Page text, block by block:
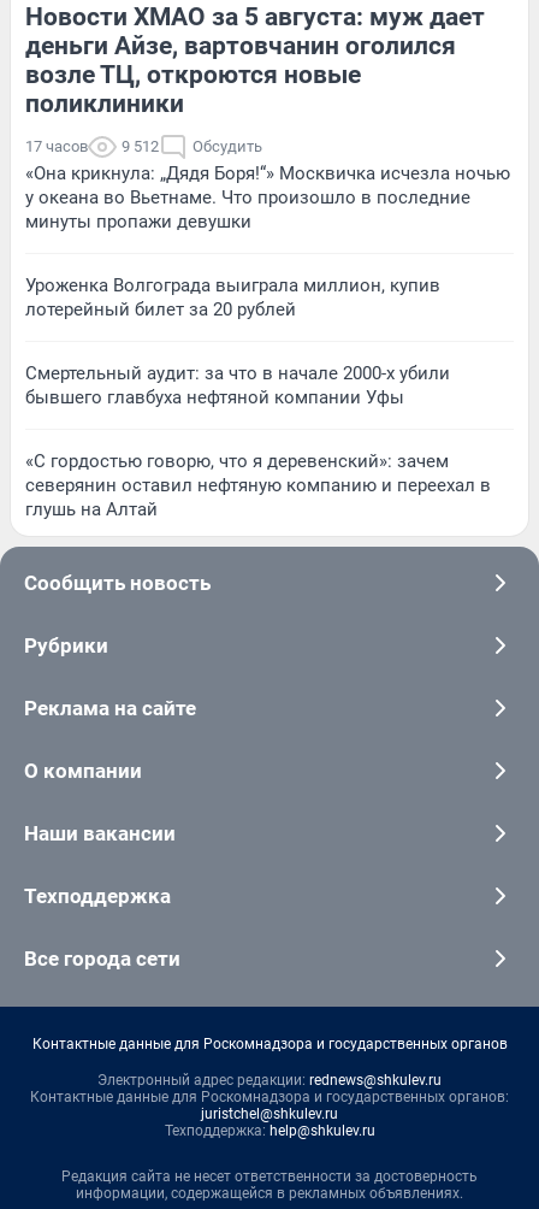
Новости ХМАО за 5 августа: муж дает
деньги Айзе, вартовчанин оголился
возле ТЦ, откроются новые
поликлиники
17 часов 9 512 Обсудить
«Она крикнула: „Дядя Боря!“» Москвичка исчезла ночью
у океана во Вьетнаме. Что произошло в последние
минуты пропажи девушки
Уроженка Волгограда выиграла миллион, купив
лотерейный билет за 20 рублей
Смертельный аудит: за что в начале 2000-х убили
бывшего главбуха нефтяной компании Уфы
«С гордостью говорю, что я деревенский»: зачем
северянин оставил нефтяную компанию и переехал в
глушь на Алтай
Сообщить новость
Рубрики
Реклама на сайте
О компании
Наши вакансии
Техподдержка
Все города сети
Контактные данные для Роскомнадзора и государственных органов
Электронный адрес редакции: rednews@shkulev.ru
Контактные данные для Роскомнадзора и государственных органов:
juristchel@shkulev.ru
Техподдержка: help@shkulev.ru
Редакция сайта не несет ответственности за достоверность
информации, содержащейся в рекламных объявлениях.